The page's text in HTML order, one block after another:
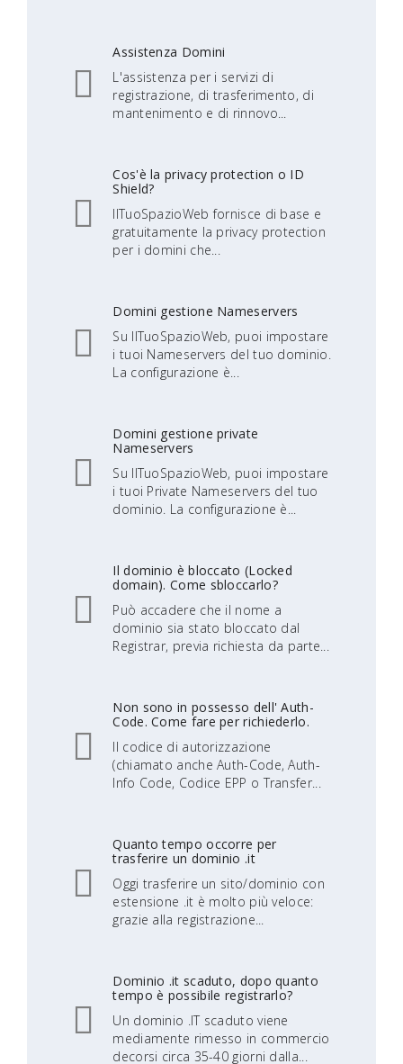
Assistenza Domini
L'assistenza per i servizi di
registrazione, di trasferimento, di
mantenimento e di rinnovo...
Cos'è la privacy protection o ID
Shield?
IlTuoSpazioWeb fornisce di base e
gratuitamente la privacy protection
per i domini che...
Domini gestione Nameservers
Su IlTuoSpazioWeb, puoi impostare
i tuoi Nameservers del tuo dominio.
La configurazione è...
Domini gestione private
Nameservers
Su IlTuoSpazioWeb, puoi impostare
i tuoi Private Nameservers del tuo
dominio. La configurazione è...
Il dominio è bloccato (Locked
domain). Come sbloccarlo?
Può accadere che il nome a
dominio sia stato bloccato dal
Registrar, previa richiesta da parte...
Non sono in possesso dell' Auth-
Code. Come fare per richiederlo.
Il codice di autorizzazione
(chiamato anche Auth-Code, Auth-
Info Code, Codice EPP o Transfer...
Quanto tempo occorre per
trasferire un dominio .it
Oggi trasferire un sito/dominio con
estensione .it è molto più veloce:
grazie alla registrazione...
Dominio .it scaduto, dopo quanto
tempo è possibile registrarlo?
Un dominio .IT scaduto viene
mediamente rimesso in commercio
decorsi circa 35-40 giorni dalla...